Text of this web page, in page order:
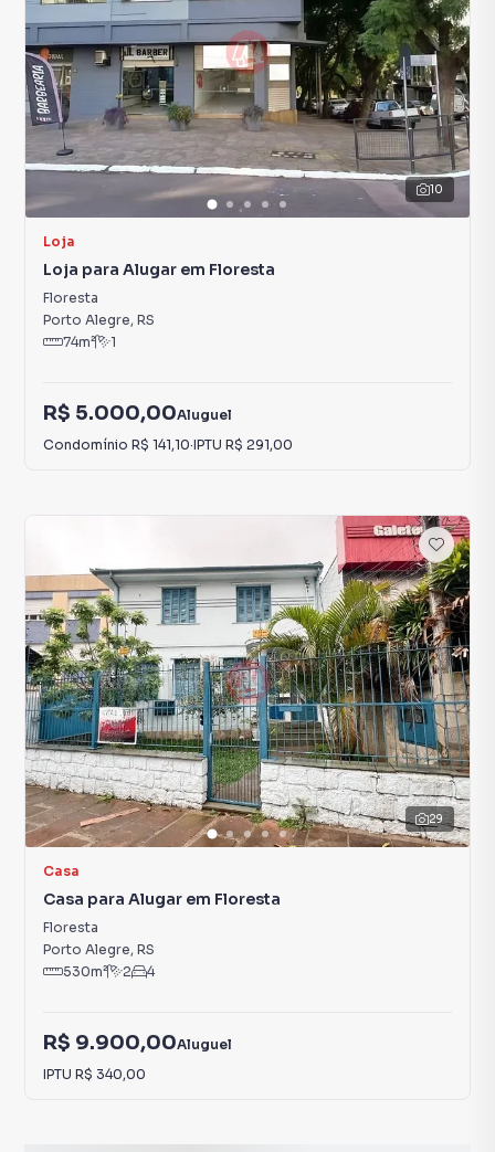
10
Loja
Loja para Alugar em Floresta
Floresta
Porto Alegre, RS
74m² 1
R$ 5.000,00Aluguel
Condomínio R$ 141,10·IPTU R$ 291,00
29
Casa
Casa para Alugar em Floresta
Floresta
Porto Alegre, RS
530m² 2 4
R$ 9.900,00Aluguel
IPTU R$ 340,00